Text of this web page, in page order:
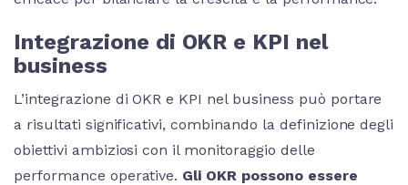
Integrazione di OKR e KPI nel
business
L’integrazione di OKR e KPI nel business può portare
a risultati significativi, combinando la definizione degli
obiettivi ambiziosi con il monitoraggio delle
performance operative. Gli OKR possono essere